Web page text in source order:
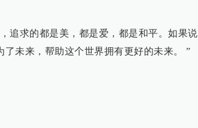
追求的都是美，都是爱，都是和平。如果说
未来，帮助这个世界拥有更好的未来。 ”